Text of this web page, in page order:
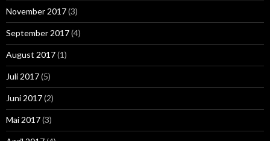
November 2017(3)
September 2017(4)
August 2017(1)
Juli 2017(5)
Juni 2017(2)
Mai 2017(3)